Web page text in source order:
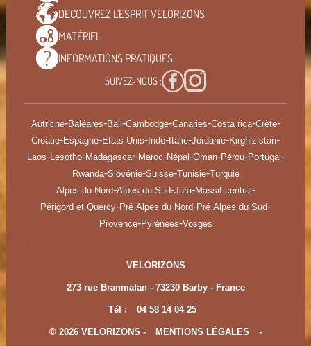
DÉCOUVREZ L'ESPRITVÉLORIZONS
MATÉRIEL
INFORMATIONS PRATIQUES
SUIVEZ-NOUS :
Autriche-Baléares-Bali-Cambodge-Canaries-Costa rica-Crète-
Croatie-Espagne-Etats-Unis-Inde-Italie-Jordanie-Kirghizistan-
Laos-Lesotho-Madagascar-Maroc-Népal-Oman-Pérou-Portugal-
Rwanda-Slovénie-Suisse-Tunisie-Turquie
Alpes du Nord-Alpes du Sud-Jura-Massif central-
Périgord et Quercy-Pré Alpes du Nord-Pré Alpes du Sud-
Provence-Pyrénées-Vosges
VELORIZONS
273 rue Branmafan - 73230 Barby - France
Tél : 04 58 14 04 25
© 2026 VELORIZONS - MENTIONS LÉGALES -